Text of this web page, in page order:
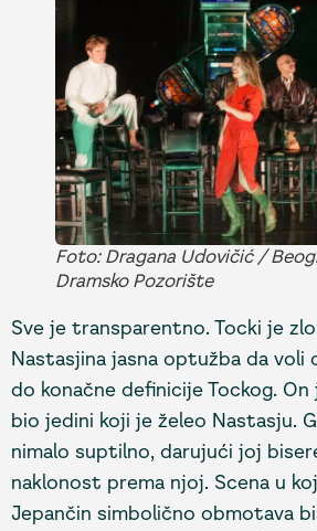
Foto: Dragana Udovičić /
Dramsko Pozorište
Sve je transparentno. Tocki je
Nastasjina jasna optužba da voli
do konačne definicije Tockog.
bio jedini koji je želeo Nastasju.
nimalo suptilno, darujući joj
naklonost prema njoj. Scena u
Jepančin simbolično obmotava